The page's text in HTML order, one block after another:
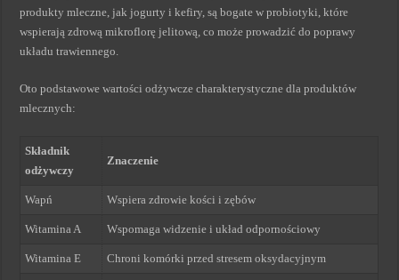
produkty mleczne, jak jogurty i kefiry, są bogate w probiotyki, które
wspierają zdrową mikroflorę jelitową, co może prowadzić do poprawy
układu trawiennego.
Oto podstawowe wartości odżywcze charakterystyczne dla produktów
mlecznych:
Składnik
odżywczy
Znaczenie
Wapń Wspiera zdrowie kości i zębów
Witamina A Wspomaga widzenie i układ odpornościowy
Witamina E Chroni komórki przed stresem oksydacyjnym